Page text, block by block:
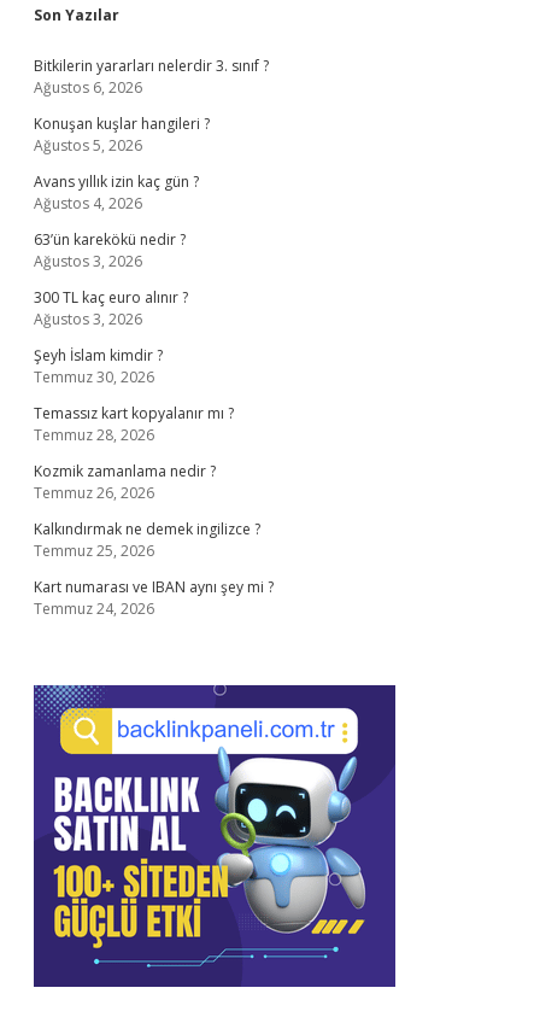
Sidebar
Son Yazılar
Bitkilerin yararları nelerdir 3. sınıf ?
Ağustos 6, 2026
Konuşan kuşlar hangileri ?
Ağustos 5, 2026
Avans yıllık izin kaç gün ?
Ağustos 4, 2026
63’ün karekökü nedir ?
Ağustos 3, 2026
300 TL kaç euro alınır ?
Ağustos 3, 2026
Şeyh İslam kimdir ?
Temmuz 30, 2026
Temassız kart kopyalanır mı ?
Temmuz 28, 2026
Kozmik zamanlama nedir ?
Temmuz 26, 2026
Kalkındırmak ne demek ingilizce ?
Temmuz 25, 2026
Kart numarası ve IBAN aynı şey mi ?
Temmuz 24, 2026